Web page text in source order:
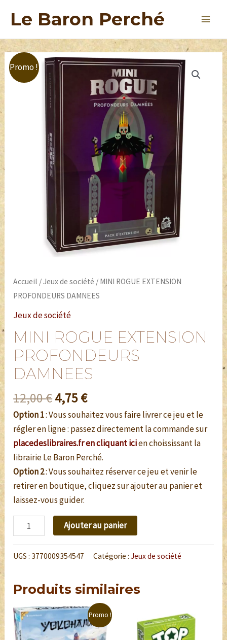
Le Baron Perché
Promo !
Accueil /Jeux de société / MINI ROGUE EXTENSION
PROFONDEURS DAMNEES
Jeux de société
MINI ROGUE EXTENSION
PROFONDEURS
DAMNEES
12,00€4,75€
Option 1: Vous souhaitez vous faire livrer ce jeu et le
régler en ligne : passez directement la commande sur
placedeslibraires.fr en cliquant icien choississant la
librairie Le Baron Perché.
Option 2: Vous souhaitez réserver ce jeu et venir le
retirer en boutique, cliquez sur ajouter au panier et
laissez-vous guider.
Ajouter au panier
UGS : 3770009354547 Catégorie :Jeux de société
Produits similaires
Promo !